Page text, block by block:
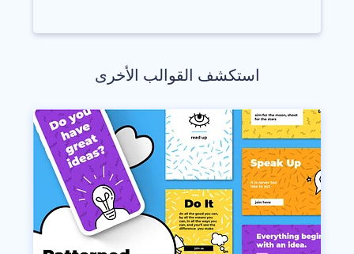
استكشف القوالب الأخرى